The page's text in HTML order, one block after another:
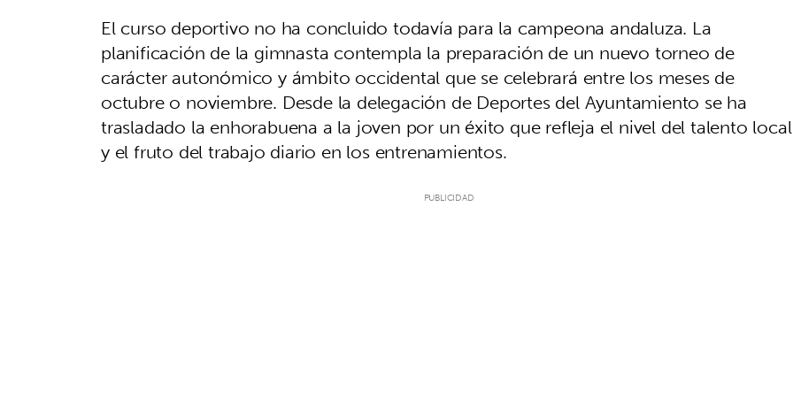
El curso deportivo no ha concluido todavía para la campeona andaluza. La
planificación de la gimnasta contempla la preparación de un nuevo torneo de
carácter autonómico y ámbito occidental que se celebrará entre los meses de
octubre o noviembre. Desde la delegación de Deportes del Ayuntamiento se ha
trasladado la enhorabuena a la joven por un éxito que refleja el nivel del talento local
y el fruto del trabajo diario en los entrenamientos.